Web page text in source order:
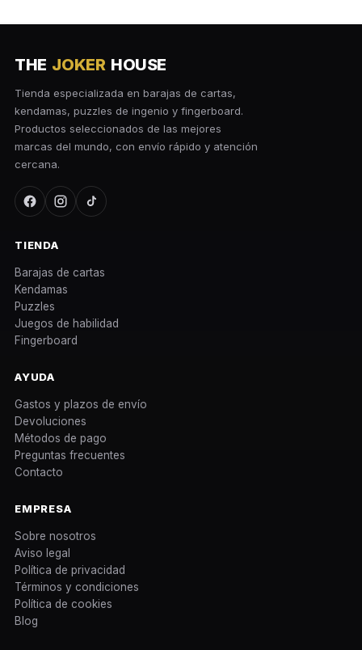
THE JOKER HOUSE
Tienda especializada en barajas de cartas,
kendamas, puzzles de ingenio y fingerboard.
Productos seleccionados de las mejores
marcas del mundo, con envío rápido y atención
cercana.
TIENDA
Barajas de cartas
Kendamas
Puzzles
Juegos de habilidad
Fingerboard
AYUDA
Gastos y plazos de envío
Devoluciones
Métodos de pago
Preguntas frecuentes
Contacto
EMPRESA
Sobre nosotros
Aviso legal
Política de privacidad
Términos y condiciones
Política de cookies
Blog